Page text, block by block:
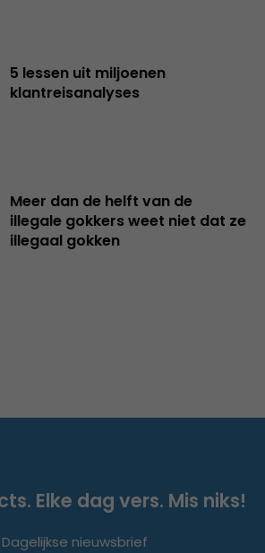
5 lessen uit miljoenen
klantreisanalyses
Meer dan de helft van de
illegale gokkers weet niet dat ze
illegaal gokken
Elke dag vers. Mis niks!
Dagelijkse nieuwsbrief